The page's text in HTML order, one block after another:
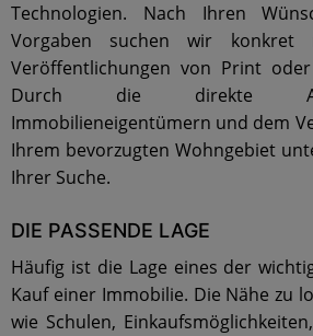
Technologien. Nach Ihren
Vorgaben suchen wir konkret
Veröffentlichungen von Print
Durch die direkte
Immobilieneigentümern und dem
Ihrem bevorzugten Wohngebiet
Ihrer Suche.
DIE PASSENDE LAGE
Häufig ist die Lage eines der
Kauf einer Immobilie. Die Nähe zu
wie Schulen,